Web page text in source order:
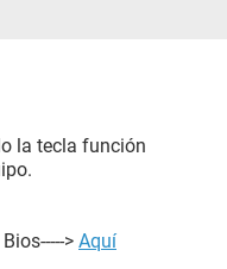
la tecla función
> Aquí